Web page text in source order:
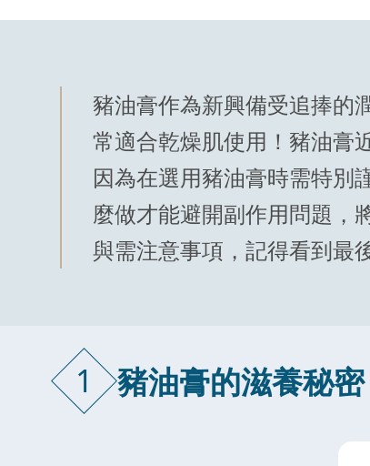
豬油膏作為新興備受追捧的
常適合乾燥肌使用！豬油膏
因為在選用豬油膏時需特別
麼做才能避開副作用問題，
與需注意事項，記得看到最
1 豬油膏的滋養秘